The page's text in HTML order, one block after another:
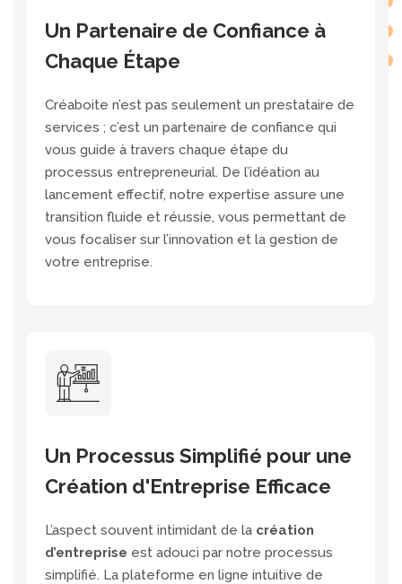
Un Partenaire de Confiance à
Chaque Étape
Créaboite n’est pas seulement un prestataire de
services ; c’est un partenaire de confiance qui
vous guide à travers chaque étape du
processus entrepreneurial. De l’idéation au
lancement effectif, notre expertise assure une
transition fluide et réussie, vous permettant de
vous focaliser sur l’innovation et la gestion de
votre entreprise.
Un Processus Simplifié pour une
Création d'Entreprise Efficace
L’aspect souvent intimidant de la création
d’entreprise est adouci par notre processus
simplifié. La plateforme en ligne intuitive de